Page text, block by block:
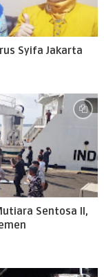
Syifa Jakarta
Sentosa II,